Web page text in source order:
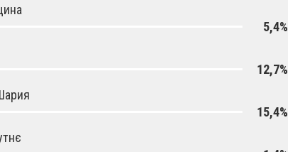
5,4%
12,7%
15,4%